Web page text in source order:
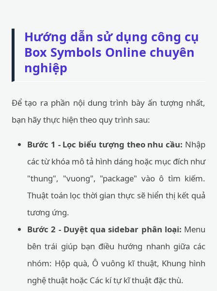
Hướng dẫn sử dụng công cụ
Box Symbols Online chuyên
nghiệp
Để tạo ra phần nội dung trình bày ấn tượng nhất,
bạn hãy thực hiện theo quy trình sau:
Bước 1 - Lọc biểu tượng theo nhu cầu: Nhập
các từ khóa mô tả hình dáng hoặc mục đích như
"thung", "vuong", "package" vào ô tìm kiếm.
Thuật toán lọc thời gian thực sẽ hiển thị kết quả
tương ứng.
Bước 2 - Duyệt qua sidebar phân loại: Menu
bên trái giúp bạn điều hướng nhanh giữa các
nhóm: Hộp quà, Ô vuông kĩ thuật, Khung hình
nghệ thuật hoặc Các kí tự kĩ thuật đặc thù.